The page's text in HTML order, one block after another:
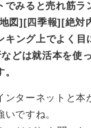
でみると売れ筋ラ
図][四季報][絶対
ング上でよく目
どは就活本を使
ンターネットと本
ですね。